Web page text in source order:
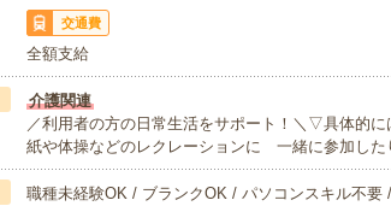
交通費
全額支給
介護関連
／利用者の方の日常生活をサポート！＼▽具体的
紙や体操などのレクレーションに 一緒に参加し
職種未経験OK / ブランクOK / パソコンスキル不要